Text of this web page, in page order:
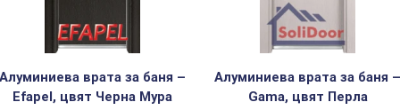
Алуминиева врата за баня –
Efapel, цвят Черна Мура
Алуминиева врата за баня –
Gama, цвят Перла